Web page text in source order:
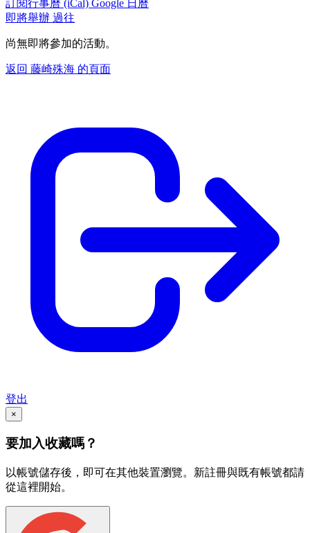
訂閱行事曆 (iCal) Google 日曆
即將舉辦 過往
尚無即將參加的活動。
返回 藤崎殊海 的頁面
登出
×
要加入收藏嗎？
以帳號儲存後，即可在其他裝置瀏覽。新註冊與既有帳號都請
從這裡開始。